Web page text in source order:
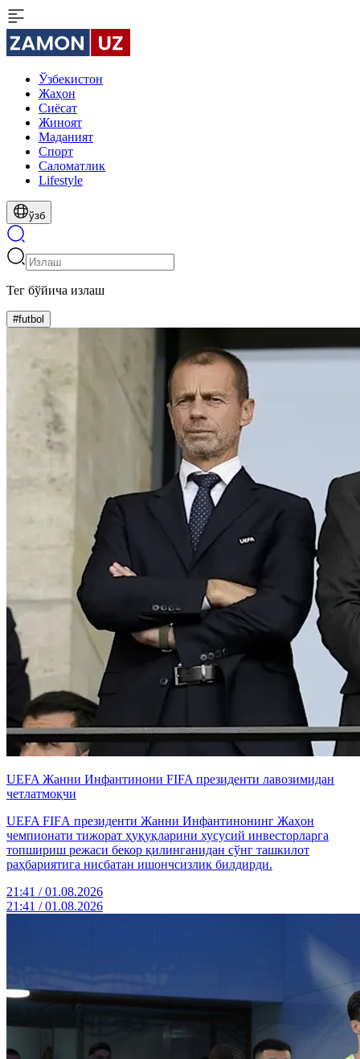
Ўзбекистон
Жаҳон
Сиёсат
Жиноят
Маданият
Спорт
Cаломатлик
Lifestyle
ўзб
Тег бўйича излаш
#futbol
UEFA Жанни Инфантинони FIFA президенти лавозимидан
четлатмоқчи
UEFA FIFА президенти Жанни Инфантинонинг Жаҳон
чемпионати тижорат ҳуқуқларини хусусий инвесторларга
топшириш режаси бекор қилинганидан сўнг ташкилот
раҳбариятига нисбатан ишончсизлик билдирди.
21:41 / 01.08.2026
21:41 / 01.08.2026